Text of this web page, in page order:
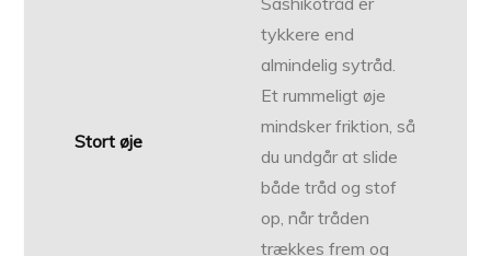
Stort øje
tykkere end
almindelig sytråd.
Et rummeligt øje
mindsker friktion, så
du undgår at slide
både tråd og stof
op, når tråden
trækkes frem og